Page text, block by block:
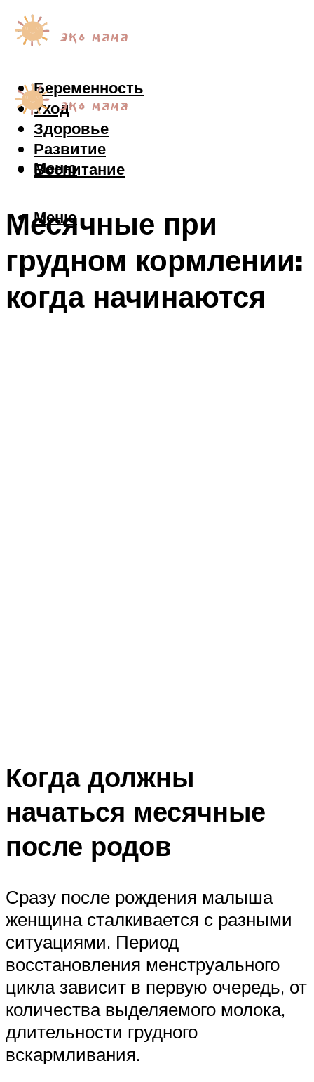
Беременность
Уход
Здоровье
Развитие
Воспитание
Меню
Меню
Месячные при
грудном кормлении:
когда начинаются
Когда должны
начаться месячные
после родов
Сразу после рождения малыша
женщина сталкивается с разными
ситуациями. Период
восстановления менструального
цикла зависит в первую очередь, от
количества выделяемого молока,
длительности грудного
вскармливания.